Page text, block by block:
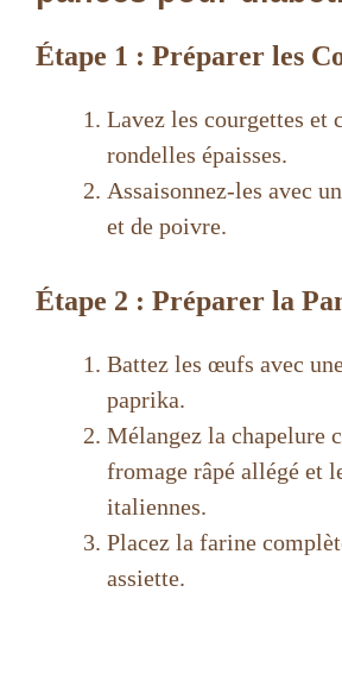
Étape 1 : Préparer les
Lavez les courgettes et
rondelles épaisses.
Assaisonnez-les avec
et de poivre.
Étape 2 : Préparer la
Battez les œufs avec
paprika.
Mélangez la chapelure
fromage râpé allégé et
italiennes.
Placez la farine
assiette.